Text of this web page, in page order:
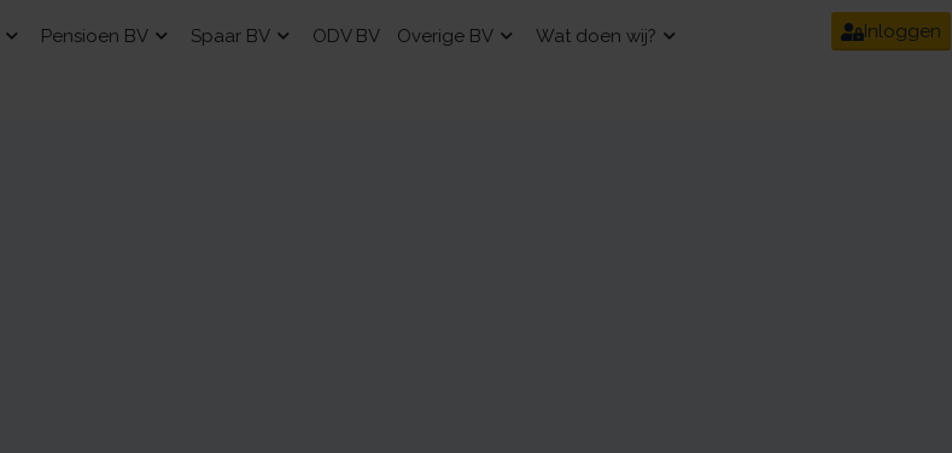
Pensioen BV Spaar BV ODV BV Overige BV Wat doen wij? Inloggen